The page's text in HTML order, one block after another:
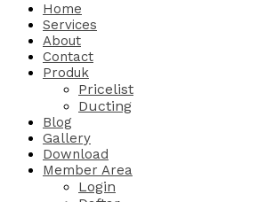
Home
Services
About
Contact
Produk
Pricelist
Ducting
Blog
Gallery
Download
Member Area
Login